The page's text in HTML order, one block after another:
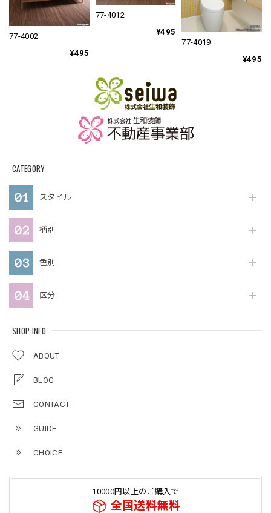
CATEGORY
スタイル
柄別
色別
区分
SHOP INFO
ABOUT
BLOG
CONTACT
GUIDE
CHOICE
10000円以上のご購入で
全国送料無料
77-4002
¥495
77-4012
¥495
77-4019
¥495